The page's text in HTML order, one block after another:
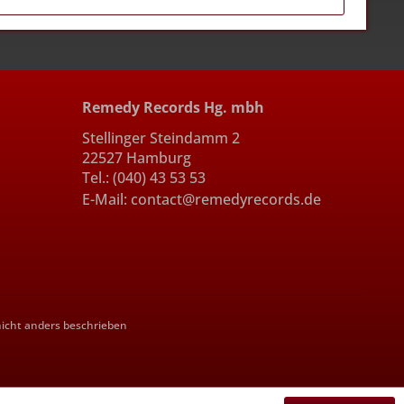
Remedy Records Hg. mbh
Stellinger Steindamm 2
22527 Hamburg
Tel.: (040) 43 53 53
E-Mail: contact@remedyrecords.de
anders beschrieben